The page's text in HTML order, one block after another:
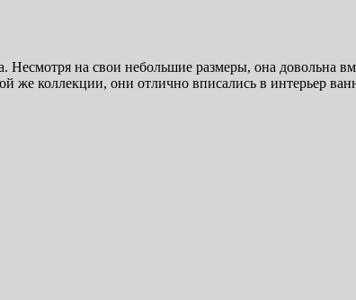
на свои небольшие размеры, она довольна
же коллекции, они отлично вписались в интерьер